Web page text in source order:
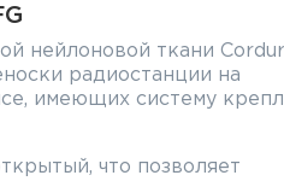
нейлоновой ткани
радиостанции на
имеющих систему
что позволяет